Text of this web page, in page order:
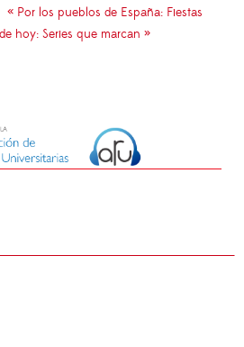
« Por los pueblos de España: Fiestas
hoy: Series que marcan »